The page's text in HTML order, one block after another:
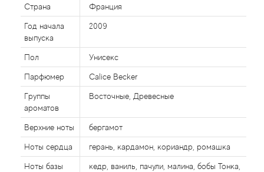
Страна Франция
Год начала
выпуска
2009
Пол Унисекс
Парфюмер Calice Becker
Группы
ароматов
Восточные, Древесные
Верхние ноты бергамот
Ноты сердца герань, кардамон, кориандр, ромашка
Ноты базы
кедр, ваниль, пачули, малина, бобы Тонка,
Afnan
Agatha Ruiz de la Prada
Agent Provocateur
Agonist
Aigner
Aj Arabia (Widian)